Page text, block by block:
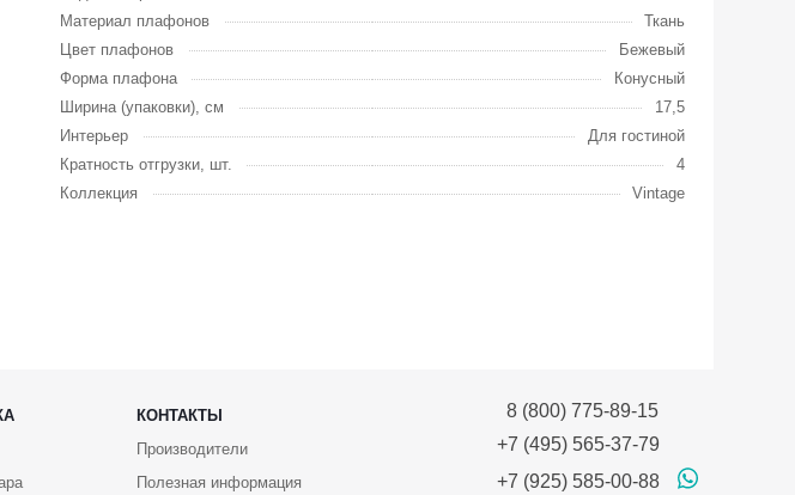
Материал плафонов
Ткань
Цвет плафонов
Бежевый
Форма плафона
Конусный
Ширина (упаковки), см
17,5
Интерьер
Для гостиной
Кратность отгрузки, шт.
4
Коллекция
Vintage
КОНТАКТЫ
Производители
Полезная информация
8 (800) 775-89-15
+7 (495) 565-37-79
+7 (925) 585-00-88